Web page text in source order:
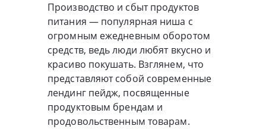
Производство и сбыт продуктов
питания — популярная ниша с
огромным ежедневным оборотом
средств, ведь люди любят вкусно и
красиво покушать. Взглянем, что
представляют собой современные
лендинг пейдж, посвященные
продуктовым брендам и
продовольственным товарам.